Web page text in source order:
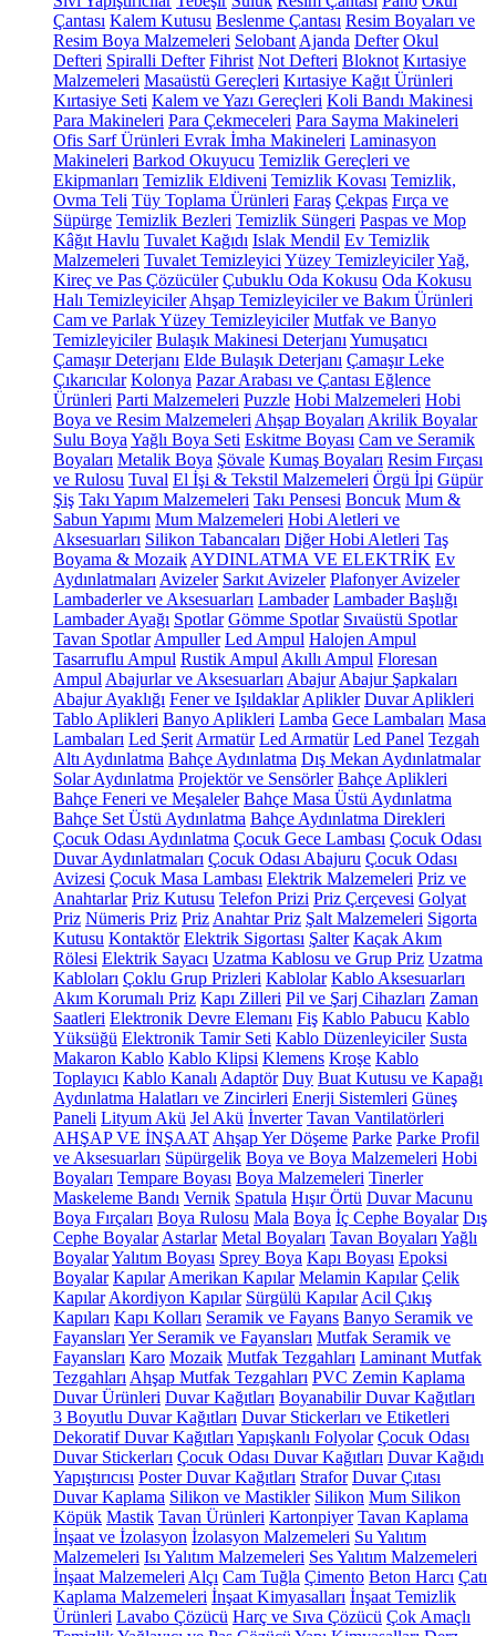
Çantası Kalem Kutusu Beslenme Çantası Resim Boyaları ve
Resim Boya Malzemeleri Selobant Ajanda Defter Okul
Defteri Spiralli Defter Fihrist Not Defteri Bloknot Kırtasiye
Malzemeleri Masaüstü Gereçleri Kırtasiye Kağıt Ürünleri
Kırtasiye Seti Kalem ve Yazı Gereçleri Koli Bandı Makinesi
Para Makineleri Para Çekmeceleri Para Sayma Makineleri
Ofis Sarf Ürünleri Evrak İmha Makineleri Laminasyon
Makineleri Barkod Okuyucu Temizlik Gereçleri ve
Ekipmanları Temizlik Eldiveni Temizlik Kovası Temizlik,
Ovma Teli Tüy Toplama Ürünleri Faraş Çekpas Fırça ve
Süpürge Temizlik Bezleri Temizlik Süngeri Paspas ve Mop
Kâğıt Havlu Tuvalet Kağıdı Islak Mendil Ev Temizlik
Malzemeleri Tuvalet Temizleyici Yüzey TemizleyicilerYağ,
Kireç ve Pas Çözücüler Çubuklu Oda Kokusu Oda Kokusu
Halı Temizleyiciler Ahşap Temizleyiciler ve Bakım Ürünleri
Cam ve Parlak Yüzey Temizleyiciler Mutfak ve Banyo
Temizleyiciler Bulaşık Makinesi Deterjanı Yumuşatıcı
Çamaşır Deterjanı Elde Bulaşık Deterjanı Çamaşır Leke
Çıkarıcılar Kolonya Pazar Arabası ve Çantası Eğlence
Ürünleri Parti Malzemeleri Puzzle Hobi Malzemeleri Hobi
Boya ve Resim Malzemeleri Ahşap Boyaları Akrilik Boyalar
Sulu Boya Yağlı Boya Seti Eskitme Boyası Cam ve Seramik
Boyaları Metalik Boya Şövale Kumaş Boyaları Resim Fırçası
ve Rulosu Tuval El İşi & Tekstil Malzemeleri Örgü İpi Güpür
Şiş Takı Yapım Malzemeleri Takı Pensesi Boncuk Mum &
Sabun Yapımı Mum Malzemeleri Hobi Aletleri ve
Aksesuarları Silikon Tabancaları Diğer Hobi Aletleri Taş
Boyama & Mozaik AYDINLATMA VE ELEKTRİK Ev
Aydınlatmaları Avizeler Sarkıt Avizeler Plafonyer Avizeler
Lambaderler ve Aksesuarları Lambader Lambader Başlığı
Lambader Ayağı Spotlar Gömme Spotlar Sıvaüstü Spotlar
Tavan Spotlar Ampuller Led Ampul Halojen Ampul
Tasarruflu Ampul Rustik Ampul Akıllı Ampul Floresan
Ampul Abajurlar ve Aksesuarları Abajur Abajur Şapkaları
Abajur Ayaklığı Fener ve Işıldaklar Aplikler Duvar Aplikleri
Tablo Aplikleri Banyo Aplikleri Lamba Gece Lambaları Masa
Lambaları Led Şerit Armatür Led Armatür Led Panel Tezgah
Altı Aydınlatma Bahçe Aydınlatma Dış Mekan Aydınlatmalar
Solar Aydınlatma Projektör ve Sensörler Bahçe Aplikleri
Bahçe Feneri ve Meşaleler Bahçe Masa Üstü Aydınlatma
Bahçe Set Üstü Aydınlatma Bahçe Aydınlatma Direkleri
Çocuk Odası Aydınlatma Çocuk Gece Lambası Çocuk Odası
Duvar Aydınlatmaları Çocuk Odası Abajuru Çocuk Odası
Avizesi Çocuk Masa Lambası Elektrik Malzemeleri Priz ve
Anahtarlar Priz Kutusu Telefon Prizi Priz Çerçevesi Golyat
Priz Nümeris Priz Priz Anahtar Priz Şalt Malzemeleri Sigorta
Kutusu Kontaktör Elektrik Sigortası Şalter Kaçak Akım
Rölesi Elektrik Sayacı Uzatma Kablosu ve Grup Priz Uzatma
Kabloları Çoklu Grup Prizleri Kablolar Kablo Aksesuarları
Akım Korumalı Priz Kapı Zilleri Pil ve Şarj Cihazları Zaman
Saatleri Elektronik Devre Elemanı Fiş Kablo Pabucu Kablo
Yüksüğü Elektronik Tamir Seti Kablo Düzenleyiciler Susta
Makaron Kablo Kablo Klipsi Klemens Kroşe Kablo
Toplayıcı Kablo Kanalı Adaptör Duy Buat Kutusu ve Kapağı
Aydınlatma Halatları ve Zincirleri Enerji Sistemleri Güneş
Paneli Lityum Akü Jel Akü İnverter Tavan Vantilatörleri
AHŞAP VE İNŞAAT Ahşap Yer Döşeme Parke Parke Profil
ve Aksesuarları Süpürgelik Boya ve Boya Malzemeleri Hobi
Boyaları Tempare Boyası Boya Malzemeleri Tinerler
Maskeleme Bandı Vernik Spatula Hışır Örtü Duvar Macunu
Boya Fırçaları Boya Rulosu Mala Boya İç Cephe Boyalar Dış
Cephe Boyalar Astarlar Metal Boyaları Tavan Boyaları Yağlı
BoyalarYalıtım Boyası Sprey Boya Kapı Boyası Epoksi
Boyalar Kapılar Amerikan Kapılar Melamin Kapılar Çelik
Kapılar Akordiyon Kapılar Sürgülü Kapılar Acil Çıkış
Kapıları Kapı Kolları Seramik ve Fayans Banyo Seramik ve
Fayansları Yer Seramik ve Fayansları Mutfak Seramik ve
Fayansları Karo Mozaik Mutfak Tezgahları Laminant Mutfak
Tezgahları Ahşap Mutfak Tezgahları PVC Zemin Kaplama
Duvar Ürünleri Duvar Kağıtları Boyanabilir Duvar Kağıtları
3 Boyutlu Duvar Kağıtları Duvar Stickerları ve Etiketleri
Dekoratif Duvar Kağıtları Yapışkanlı Folyolar Çocuk Odası
Duvar Stickerları Çocuk Odası Duvar Kağıtları Duvar Kağıdı
Yapıştırıcısı Poster Duvar Kağıtları Strafor Duvar Çıtası
Duvar Kaplama Silikon ve Mastikler Silikon Mum Silikon
Köpük Mastik Tavan Ürünleri Kartonpiyer Tavan Kaplama
İnşaat ve İzolasyon İzolasyon Malzemeleri Su Yalıtım
Malzemeleri Isı Yalıtım Malzemeleri Ses Yalıtım Malzemeleri
İnşaat Malzemeleri Alçı Cam Tuğla Çimento Beton Harcı Çatı
Kaplama Malzemeleri İnşaat Kimyasalları İnşaat Temizlik
Ürünleri Lavabo Çözücü Harç ve Sıva Çözücü Çok Amaçlı